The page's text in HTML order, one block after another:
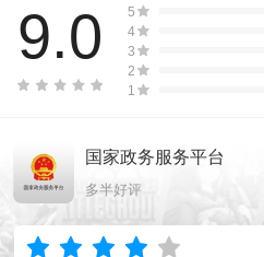
9.0
5
4
3
2
1
国家政务服务平台
多半好评